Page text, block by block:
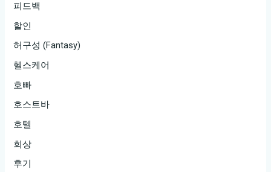
피드백
할인
허구성 (Fantasy)
헬스케어
호빠
호스트바
호텔
회상
후기